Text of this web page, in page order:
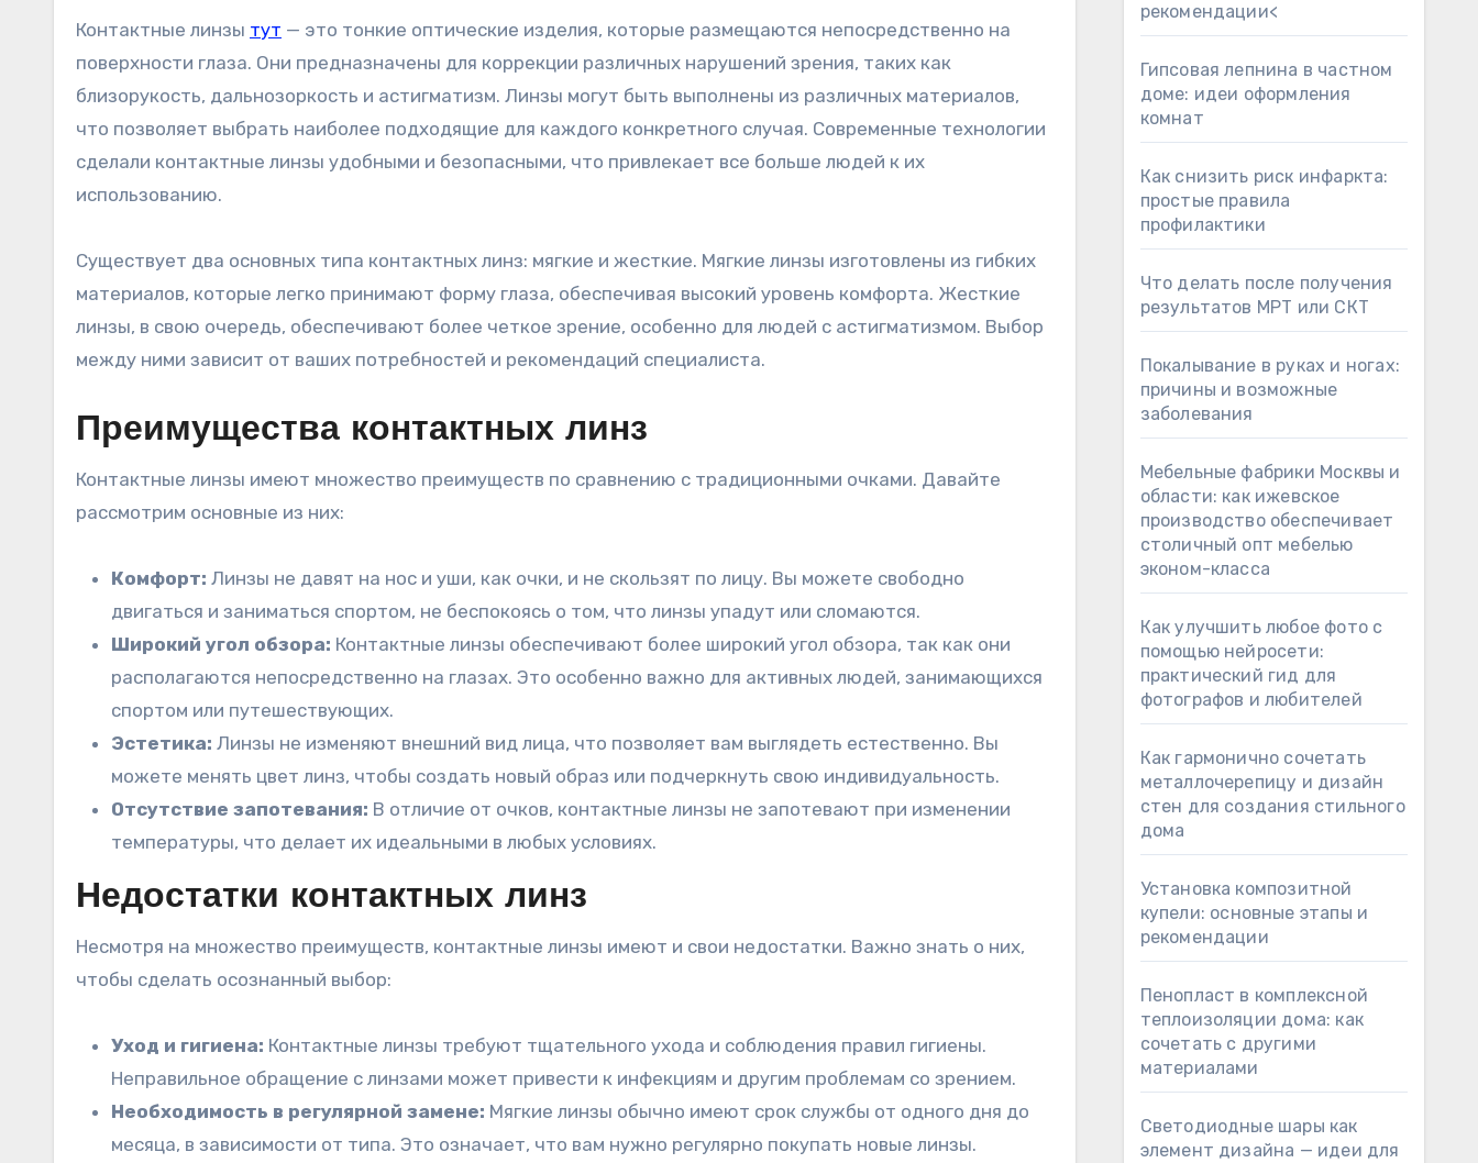
Контактные линзы тут — это тонкие оптические изделия, которые размещаются непосредственно на
поверхности глаза. Они предназначены для коррекции различных нарушений зрения, таких как
близорукость, дальнозоркость и астигматизм. Линзы могут быть выполнены из различных материалов,
что позволяет выбрать наиболее подходящие для каждого конкретного случая. Современные технологии
сделали контактные линзы удобными и безопасными, что привлекает все больше людей к их
использованию.
Существует два основных типа контактных линз: мягкие и жесткие. Мягкие линзы изготовлены из гибких
материалов, которые легко принимают форму глаза, обеспечивая высокий уровень комфорта. Жесткие
линзы, в свою очередь, обеспечивают более четкое зрение, особенно для людей с астигматизмом. Выбор
между ними зависит от ваших потребностей и рекомендаций специалиста.
Преимущества контактных линз
Контактные линзы имеют множество преимуществ по сравнению с традиционными очками. Давайте
рассмотрим основные из них:
Комфорт: Линзы не давят на нос и уши, как очки, и не скользят по лицу. Вы можете свободно
двигаться и заниматься спортом, не беспокоясь о том, что линзы упадут или сломаются.
Широкий угол обзора: Контактные линзы обеспечивают более широкий угол обзора, так как они
располагаются непосредственно на глазах. Это особенно важно для активных людей, занимающихся
спортом или путешествующих.
Эстетика: Линзы не изменяют внешний вид лица, что позволяет вам выглядеть естественно. Вы
можете менять цвет линз, чтобы создать новый образ или подчеркнуть свою индивидуальность.
Отсутствие запотевания: В отличие от очков, контактные линзы не запотевают при изменении
температуры, что делает их идеальными в любых условиях.
Недостатки контактных линз
Несмотря на множество преимуществ, контактные линзы имеют и свои недостатки. Важно знать о них,
чтобы сделать осознанный выбор:
Уход и гигиена: Контактные линзы требуют тщательного ухода и соблюдения правил гигиены.
Неправильное обращение с линзами может привести к инфекциям и другим проблемам со зрением.
Необходимость в регулярной замене: Мягкие линзы обычно имеют срок службы от одного дня до
месяца, в зависимости от типа. Это означает, что вам нужно регулярно покупать новые линзы.
рекомендации<
Гипсовая лепнина в частном
доме: идеи оформления
комнат
Как снизить риск инфаркта:
простые правила
профилактики
Что делать после получения
результатов МРТ или СКТ
Покалывание в руках и ногах:
причины и возможные
заболевания
Мебельные фабрики Москвы и
области: как ижевское
производство обеспечивает
столичный опт мебелью
эконом-класса
Как улучшить любое фото с
помощью нейросети:
практический гид для
фотографов и любителей
Как гармонично сочетать
металлочерепицу и дизайн
стен для создания стильного
дома
Установка композитной
купели: основные этапы и
рекомендации
Пенопласт в комплексной
теплоизоляции дома: как
сочетать с другими
материалами
Светодиодные шары как
элемент дизайна — идеи для